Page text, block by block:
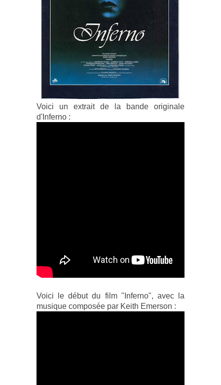
Voici un extrait de la bande originale
d'Inferno :
Voici le début du film "Inferno", avec la
musique composée par Keith Emerson :